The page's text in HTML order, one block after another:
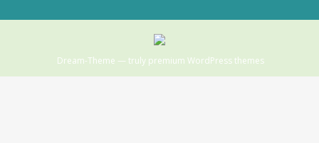
Dream-Theme — truly premium WordPress themes